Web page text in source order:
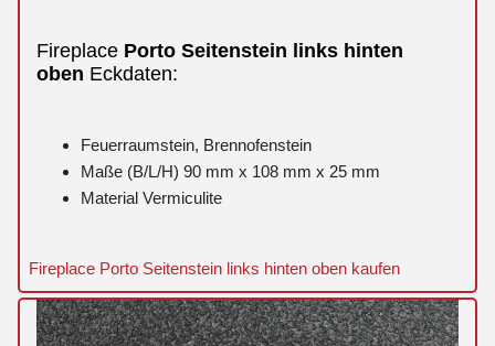
Fireplace Porto Seitenstein links hinten
oben Eckdaten:
Feuerraumstein, Brennofenstein
Maße (B/L/H) 90 mm x 108 mm x 25 mm
Material Vermiculite
Fireplace Porto Seitenstein links hinten oben kaufen